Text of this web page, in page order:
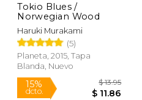
15%
dcto.
Tokio Blues /
Norwegian Wood
Haruki Murakami
(5)
Planeta, 2015, Tapa
Blanda, Nuevo